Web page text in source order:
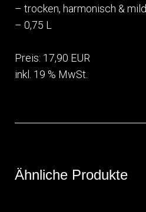
– trocken, harmonisch & mild
– 0,75 L
⁣⁣⁣⁣⁣⁣⁣⁣⁣⁣Preis: 17,90 EUR⁣⁣⁣⁣⁣⁣
inkl. 19 % MwSt.⁣
Ähnliche Produkte